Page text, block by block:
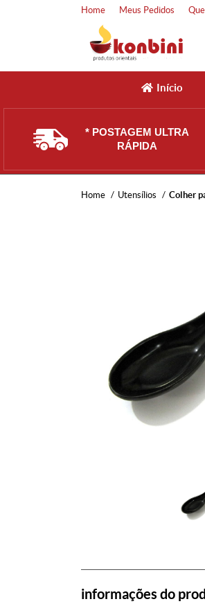
Home Meus Pedidos
Início
* POSTAGEM ULTRA
RÁPIDA
Home Utensílios Colher
informações do